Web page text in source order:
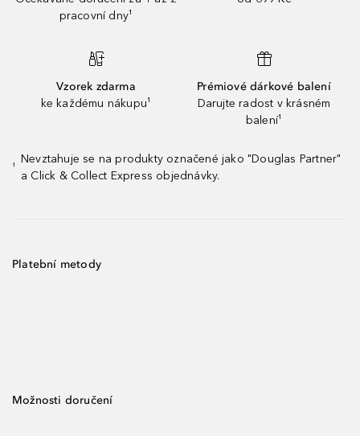
pracovní dny¹
Vzorek zdarma
ke každému nákupu¹
Prémiové dárkové balení
Darujte radost v krásném
balení¹
¹
Nevztahuje se na produkty označené jako "Douglas Partner"
a Click & Collect Express objednávky.
Platební metody
Možnosti doručení